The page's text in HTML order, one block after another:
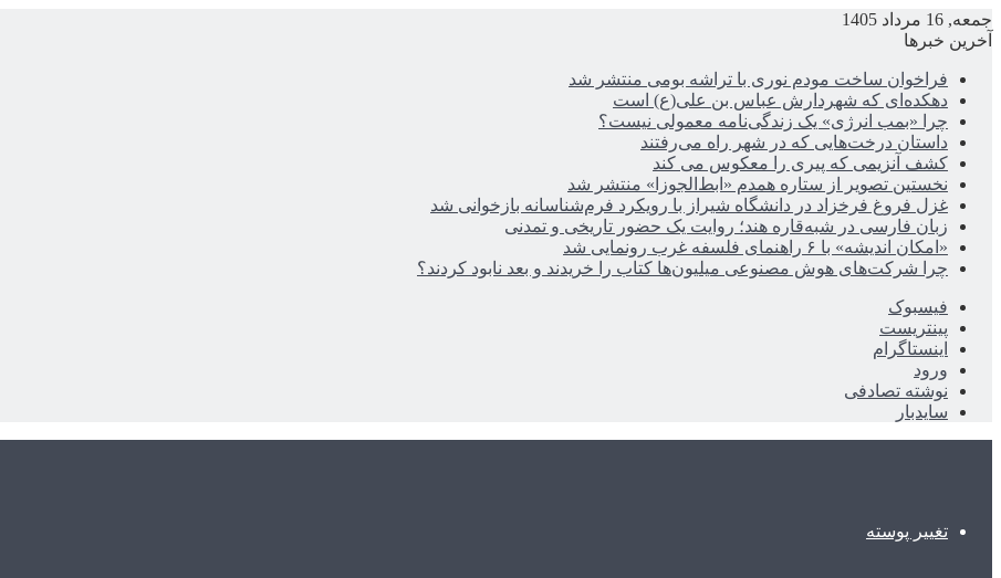
جمعه, 16 مرداد 1405
آخرین خبرها
فراخوان ساخت مودم نوری با تراشه بومی منتشر شد
دهکده‌ای که شهردارش عباس بن علی(ع) است
چرا «بمب انرژی» یک زندگی‌نامه معمولی نیست؟
داستان درخت‌هایی که در شهر راه می‌رفتند
کشف آنزیمی که پیری را معکوس می کند
نخستین تصویر از ستاره همدم «ابط‌الجوزا» منتشر شد
غزل فروغ فرخزاد در دانشگاه شیراز با رویکرد فرم‌شناسانه بازخوانی شد
زبان فارسی در شبه‌قاره هند؛ روایت یک حضور تاریخی و تمدنی
«امکان اندیشه» با ۶ راهنمای فلسفه غرب رونمایی شد
چرا شرکت‌های هوش مصنوعی میلیون‌ها کتاب را خریدند و بعد نابود کردند؟
فیسبوک
پینتریست
اینستاگرام
ورود
نوشته تصادفی
سایدبار
تغییر پوسته